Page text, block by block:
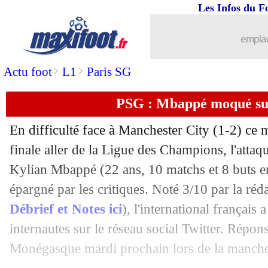
Actu foot> L1 > Paris SG
Les Infos du
PSG : Mbappé moqué
En difficulté face à Manchester City (1-2) ce
finale aller de la Ligue des Champions,
Kylian Mbappé (22 ans, 10 matchs et 8 buts
épargné par les critiques. Noté 3/10 par la
Débrief et Notes ici), l'international français
internautes sur le réseau social Twitter.
Monégasque mardi prochain lors de la
Real: Duff critique très lourdement
29/04 Inter
29/04 Real: fin de saison pour Carvajal ?
29/04 Man Utd : Solskjaer veut un trophée
29/04 Montpellier: fin de carrière pour
29/04 Tottenham: une piste se dégage pour
29/04 Lille : Galtier "tenté" par Nice ?
29/04 PSG: Domi déçu par Neymar et